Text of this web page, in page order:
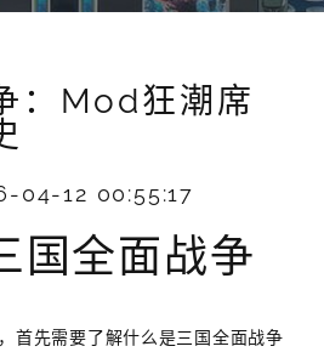
：Mod狂潮席
04-12 00:55:17
国全面战争
首先需要了解什么是三国全面战争